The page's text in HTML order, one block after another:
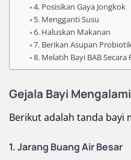
4. Posisikan Gaya Jongkok
5. Mengganti Susu
6. Haluskan Makanan
7. Berikan Asupan
8. Melatih Bayi BAB Secara
Gejala Bayi
Berikut adalah tanda bayi
1. Jarang Buang Air Besar